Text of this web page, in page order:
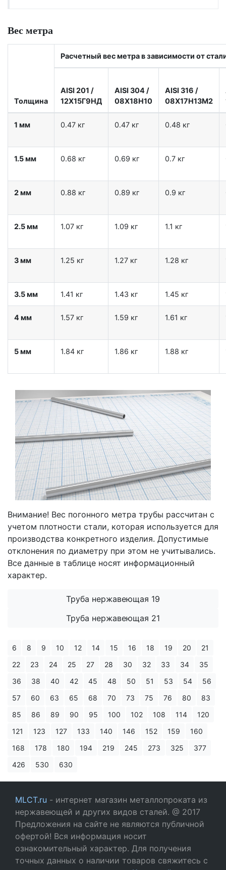
Вес метра
Толщина
Расчетный вес метра в зависимости от
AISI 201 /
12X15Г9НД
AISI 304 /
08Х18Н10
AISI 316 /
08Х17Н13М2
1 мм 0.47 кг 0.47 кг 0.48 кг
1.5 мм 0.68 кг 0.69 кг 0.7 кг
2 мм 0.88 кг 0.89 кг 0.9 кг
2.5 мм 1.07 кг 1.09 кг 1.1 кг
3 мм 1.25 кг 1.27 кг 1.28 кг
3.5 мм 1.41 кг 1.43 кг 1.45 кг
4 мм 1.57 кг 1.59 кг 1.61 кг
5 мм 1.84 кг 1.86 кг 1.88 кг
Внимание! Вес погонного метра трубы рассчитан с
учетом плотности стали, которая используется для
производства конкретного изделия. Допустимые
отклонения по диаметру при этом не учитывались.
Все данные в таблице носят информационный
характер.
Труба нержавеющая 19
Труба нержавеющая 21
6 8 9 10 12 14 15 16 18 19 20
21
22
23 24 25 27 28 30 32 33 34
35
36
38 40 42 45 48 50 51 53 54
56
57
60 63 65 68 70 73 75 76 80
83
85
86 89 90 95 100 102 108 114
120
121
123 127 133 140 146 152 159
160
168
178 180 194 219 245 273 325
377
426
530 630
MLCT.ru - интернет магазин металлопроката из
нержавеющей и других видов сталей. @ 2017
Предложения на сайте не являются публичной
офертой! Вся информация носит
ознакомительный характер. Для получения
точных данных о наличии товаров свяжитесь с